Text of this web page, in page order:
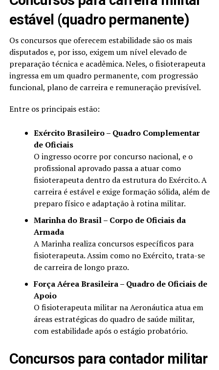
estável (quadro permanente)
Os concursos que oferecem estabilidade são os mais
disputados e, por isso, exigem um nível elevado de
preparação técnica e acadêmica. Neles, o fisioterapeuta
ingressa em um quadro permanente, com progressão
funcional, plano de carreira e remuneração previsível.
Entre os principais estão:
Exército Brasileiro – Quadro Complementar
de Oficiais
O ingresso ocorre por concurso nacional, e o
profissional aprovado passa a atuar como
fisioterapeuta dentro da estrutura do Exército. A
carreira é estável e exige formação sólida, além de
preparo físico e adaptação à rotina militar.
Marinha do Brasil – Corpo de Oficiais da
Armada
A Marinha realiza concursos específicos para
fisioterapeuta. Assim como no Exército, trata-se
de carreira de longo prazo.
Força Aérea Brasileira – Quadro de Oficiais de
Apoio
O fisioterapeuta militar na Aeronáutica atua em
áreas estratégicas do quadro de saúde militar,
com estabilidade após o estágio probatório.
Concursos para contador militar